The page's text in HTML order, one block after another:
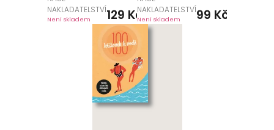
NAKLADATELSTVÍ
Není skladem 129 KčNAKLADATELSTVÍ
Není skladem 99 Kč